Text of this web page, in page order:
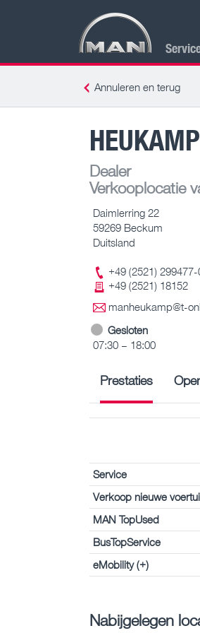
Annuleren en terug
Dealer
Verkooplocatie
Daimlerring 22
59269 Beckum
Duitsland
+49 (2521) 299477-
+49 (2521) 18152
manheukamp@t-
Gesloten
07:30 – 18:00
Prestaties
Service
Verkoop nieuwe
MAN TopUsed
BusTopService
eMobility (+)
Nabijgelegen